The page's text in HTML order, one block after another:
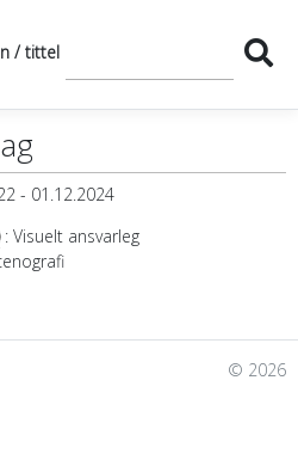
/ tittel
- 01.12.2024
: Visuelt ansvarleg
© 2026